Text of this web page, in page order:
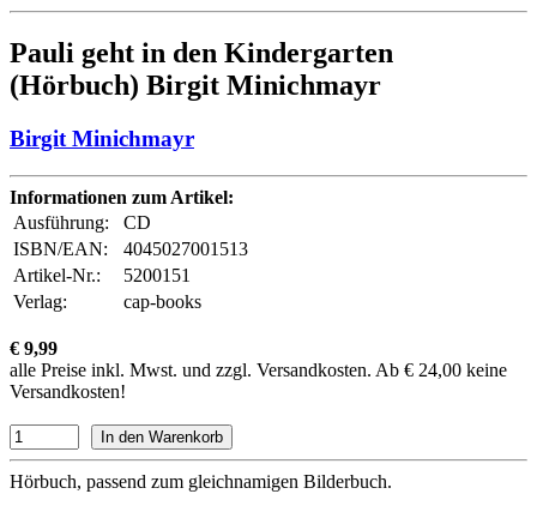
Pauli geht in den Kindergarten
(Hörbuch) Birgit Minichmayr
Birgit Minichmayr
Informationen zum Artikel:
Ausführung:
CD
ISBN/EAN:
4045027001513
Artikel-Nr.:
5200151
Verlag:
cap-books
€ 9,99
alle Preise inkl. Mwst. und zzgl. Versandkosten. Ab € 24,00 keine
Versandkosten!
Hörbuch, passend zum gleichnamigen Bilderbuch.